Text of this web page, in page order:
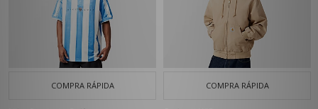
COMPRA RÁPIDA COMPRA RÁPIDA